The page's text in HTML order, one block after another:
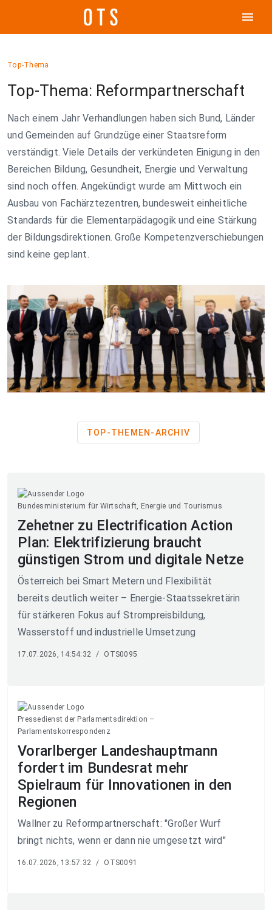
menu
Top-Thema
Top-Thema: Reformpartnerschaft
Nach einem Jahr Verhandlungen haben sich Bund, Länder
und Gemeinden auf Grundzüge einer Staatsreform
verständigt. Viele Details der verkündeten Einigung in den
Bereichen Bildung, Gesundheit, Energie und Verwaltung
sind noch offen. Angekündigt wurde am Mittwoch ein
Ausbau von Fachärztezentren, bundesweit einheitliche
Standards für die Elementarpädagogik und eine Stärkung
der Bildungsdirektionen. Große Kompetenzverschiebungen
sind keine geplant.
TOP-THEMEN-ARCHIV
Bundesministerium für Wirtschaft, Energie und Tourismus
Zehetner zu Electrification Action
Plan: Elektrifizierung braucht
günstigen Strom und digitale Netze
Österreich bei Smart Metern und Flexibilität
bereits deutlich weiter – Energie-Staatssekretärin
für stärkeren Fokus auf Strompreisbildung,
Wasserstoff und industrielle Umsetzung
17.07.2026, 14:54:32 / OTS0095
Pressedienst der Parlamentsdirektion –
Parlamentskorrespondenz
Vorarlberger Landeshauptmann
fordert im Bundesrat mehr
Spielraum für Innovationen in den
Regionen
Wallner zu Reformpartnerschaft: "Großer Wurf
bringt nichts, wenn er dann nie umgesetzt wird"
16.07.2026, 13:57:32 / OTS0091